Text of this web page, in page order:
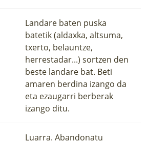
Landare baten puska
batetik (aldaxka, altsuma,
txerto, belauntze,
herrestadar...) sortzen den
beste landare bat. Beti
amaren berdina izango da
eta ezaugarri berberak
izango ditu.
Luarra. Abandonatu